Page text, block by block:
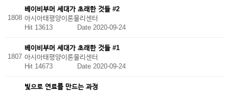
1808
베이비부머 세대가 초래한 것들 #2
아시아태평양이론물리센터
Hit 13613 Date 2020-09-24
1807
베이비부머 세대가 초래한 것들 #1
아시아태평양이론물리센터
Hit 14673 Date 2020-09-24
빛으로 연료를 만드는 과정